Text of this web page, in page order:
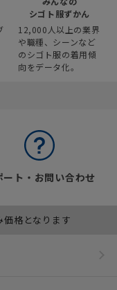
シゴト服ずかん
12,000人以上の業界
や職種、シーンなど
のシゴト服の着用傾
向をデータ化。
ート・お問い合わせ
格となります